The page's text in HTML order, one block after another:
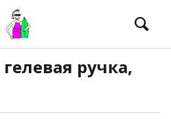
ручка,